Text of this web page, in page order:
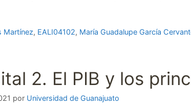
Martínez, EALI04102, María Guadalupe García
2. El PIB y los
por Universidad de Guanajuato